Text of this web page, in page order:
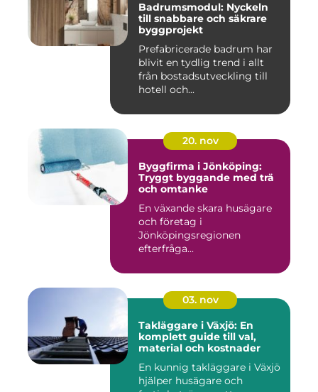
Badrumsmodul: Nyckeln
till snabbare och säkrare
byggprojekt
Prefabricerade badrum har
blivit en tydlig trend i allt
från bostadsutveckling till
hotell och...
20. nov
Byggfirma i Jönköping:
Tryggt byggande med trä
och omtanke
En växande skara husägare
och företag i
Jönköpingsregionen
efterfråga...
03. nov
Takläggare i Växjö: En
komplett guide till val,
material och kostnader
En kunnig takläggare i Växjö
hjälper husägare och